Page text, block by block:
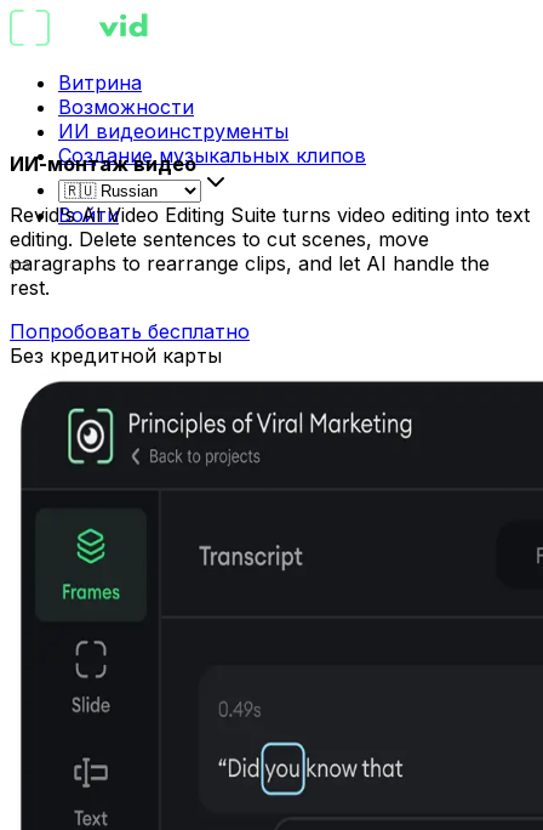
Витрина
Возможности
ИИ видеоинструменты
Создание музыкальных клипов
Войти
ИИ-монтаж видео
Revid's AI Video Editing Suite turns video editing into text
editing. Delete sentences to cut scenes, move
paragraphs to rearrange clips, and let AI handle the
rest.
Попробовать бесплатно
Без кредитной карты